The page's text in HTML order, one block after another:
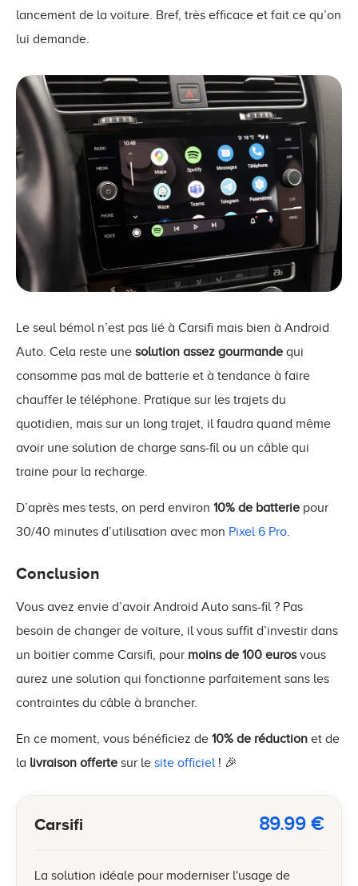
lancement de la voiture. Bref, très efficace et fait ce qu’on
lui demande.
Le seul bémol n’est pas lié à Carsifi mais bien à Android
Auto. Cela reste une solution assez gourmande qui
consomme pas mal de batterie et à tendance à faire
chauffer le téléphone. Pratique sur les trajets du
quotidien, mais sur un long trajet, il faudra quand même
avoir une solution de charge sans-fil ou un câble qui
traine pour la recharge.
D’après mes tests, on perd environ 10% de batterie pour
30/40 minutes d’utilisation avec mon Pixel 6 Pro.
Conclusion
Vous avez envie d’avoir Android Auto sans-fil ? Pas
besoin de changer de voiture, il vous suffit d’investir dans
un boitier comme Carsifi, pour moins de 100 eurosvous
aurez une solution qui fonctionne parfaitement sans les
contraintes du câble à brancher.
En ce moment, vous bénéficiez de 10% de réduction et de
la livraison offerte sur le site officiel! 🎉
Carsifi 89.99 €
La solution idéale pour moderniser l'usage de